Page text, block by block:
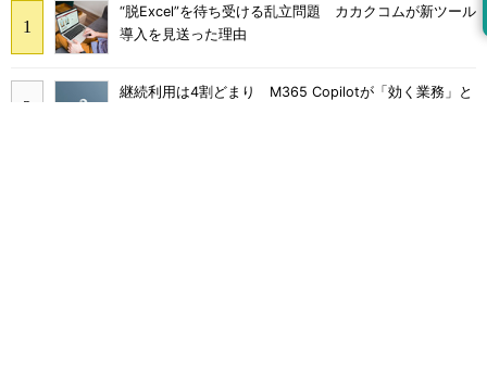
“脱Excel”を待ち受ける乱立問題 カカクコムが新ツール
導入を見送った理由
継続利用は4割どまり M365 Copilotが「効く業務」と